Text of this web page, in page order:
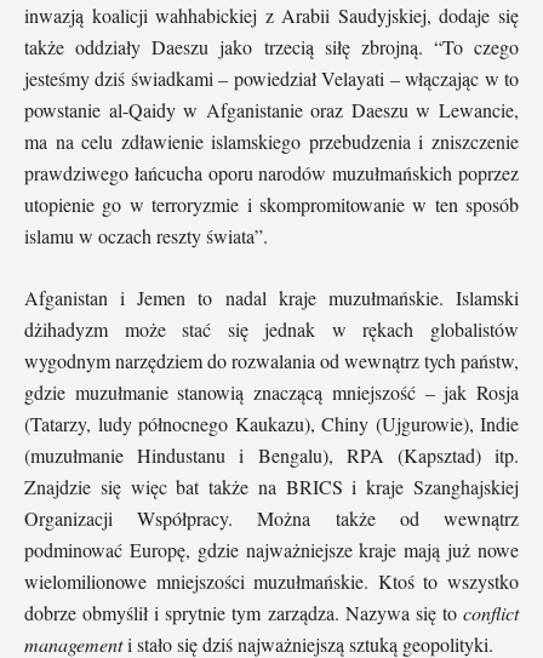
inwazją koalicji wahhabickiej z Arabii Saudyjskiej, dodaje się
także oddziały Daeszu jako trzecią siłę zbrojną. “To czego
jesteśmy dziś świadkami – powiedział Velayati – włączając w to
powstanie al-Qaidy w Afganistanie oraz Daeszu w Lewancie,
ma na celu zdławienie islamskiego przebudzenia i zniszczenie
prawdziwego łańcucha oporu narodów muzułmańskich poprzez
utopienie go w terroryzmie i skompromitowanie w ten sposób
islamu w oczach reszty świata”.
Afganistan i Jemen to nadal kraje muzułmańskie. Islamski
dżihadyzm może stać się jednak w rękach globalistów
wygodnym narzędziem do rozwalania od wewnątrz tych państw,
gdzie muzułmanie stanowią znaczącą mniejszość – jak Rosja
(Tatarzy, ludy północnego Kaukazu), Chiny (Ujgurowie), Indie
(muzułmanie Hindustanu i Bengalu), RPA (Kapsztad) itp.
Znajdzie się więc bat także na BRICS i kraje Szanghajskiej
Organizacji Współpracy. Można także od wewnątrz
podminować Europę, gdzie najważniejsze kraje mają już nowe
wielomilionowe mniejszości muzułmańskie. Ktoś to wszystko
dobrze obmyślił i sprytnie tym zarządza. Nazywa się to conflict
managementi stało się dziś najważniejszą sztuką geopolityki.